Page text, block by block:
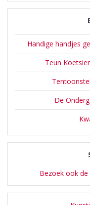
Handige handjes
Teun
De
Bezoek ook